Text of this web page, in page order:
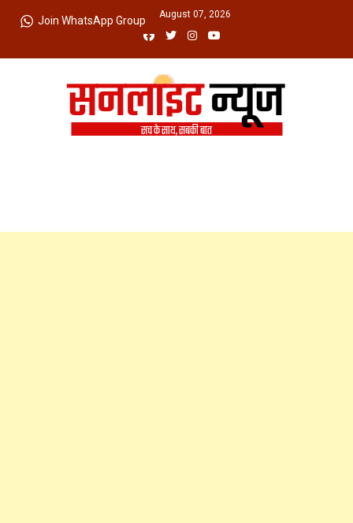
Friday, August 07, 2026
Join WhatsApp Group